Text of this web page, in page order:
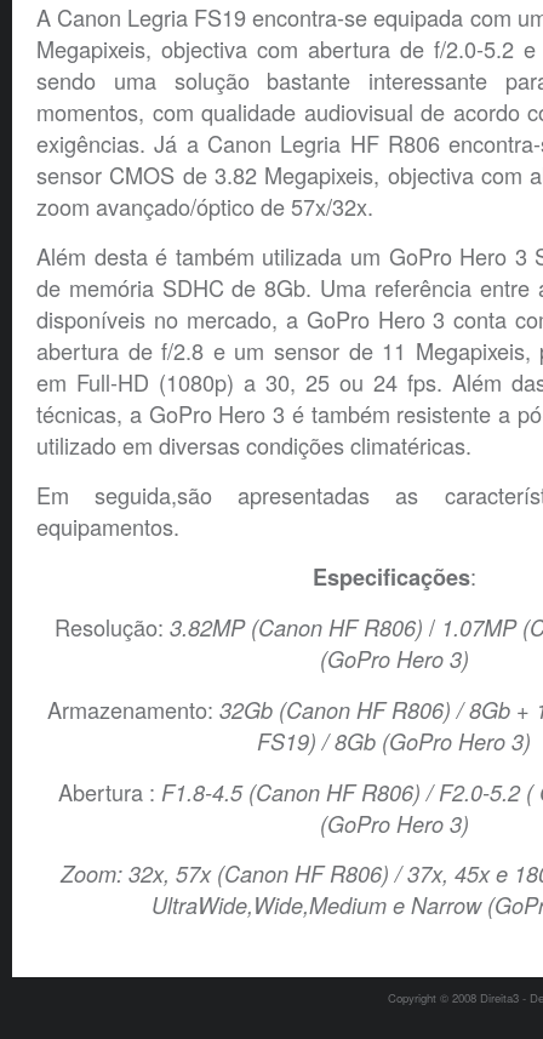
A Canon Legria FS19 encontra-se equipada com
Megapixeis, objectiva com abertura de f/2.0-5.2
sendo uma solução bastante interessante
momentos, com qualidade audiovisual de acordo
exigências. Já a Canon Legria HF R806
sensor CMOS de 3.82 Megapixeis, objectiva com
zoom avançado/óptico de 57x/32x.
Além desta é também utilizada um GoPro Hero 3
de memória SDHC de 8Gb. Uma referência entre
disponíveis no mercado, a GoPro Hero 3 conta
abertura de f/2.8 e um sensor de 11 Megapixeis,
em Full-HD (1080p) a 30, 25 ou 24 fps. Além
técnicas, a GoPro Hero 3 é também resistente a
utilizado em diversas condições climatéricas.
Em seguida,são apresentadas as
equipamentos.
Especificações:
Resolução: 3.82MP (Canon HF R806) / 1.07MP
(GoPro Hero 3)
Armazenamento: 32Gb (Canon HF R806) / 8Gb +
FS19) / 8Gb (GoPro Hero 3)
Abertura : F1.8-4.5 (Canon HF R806) / F2.0-5.2 (
(GoPro Hero 3)
Zoom: 32x, 57x (Canon HF R806) / 37x, 45x e
UltraWide,Wide,Medium e Narrow
Copyright © 2008 Direita3 -